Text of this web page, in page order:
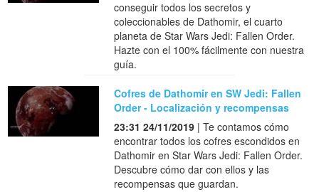
conseguir todos los secretos y
coleccionables de Dathomir, el cuarto
planeta de Star Wars Jedi: Fallen Order.
Hazte con el 100% fácilmente con nuestra
guía.
Cofres de Dathomir en SW Jedi: Fallen
Order - Localización y recompensas
23:31 24/11/2019 | Te contamos cómo
encontrar todos los cofres escondidos en
Dathomir en Star Wars Jedi: Fallen Order.
Descubre cómo dar con ellos y las
recompensas que guardan.